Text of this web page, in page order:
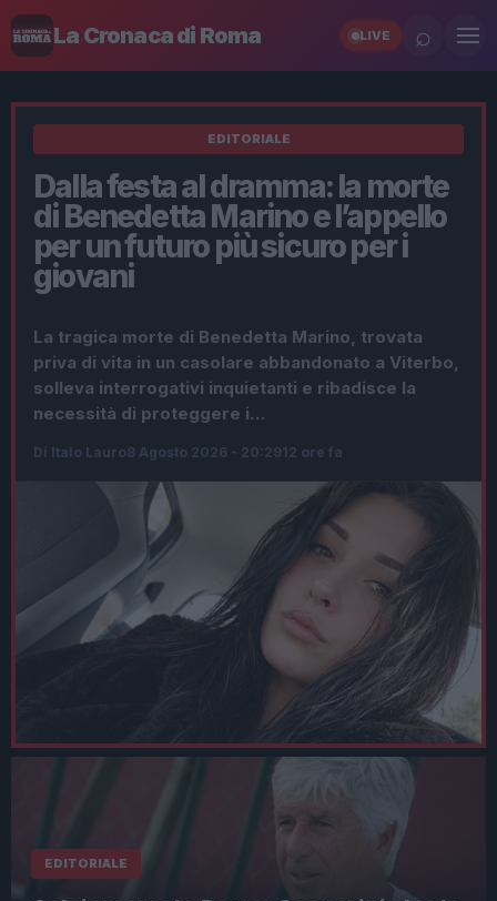
La Cronaca di Roma LIVE ⌕
EDITORIALE
Dalla festa al dramma: la morte
di Benedetta Marino e l’appello
per un futuro più sicuro per i
giovani
La tragica morte di Benedetta Marino, trovata
priva di vita in un casolare abbandonato a Viterbo,
solleva interrogativi inquietanti e ribadisce la
necessità di proteggere i…
Di Italo Lauro8 Agosto 2026 - 20:2912 ore fa
EDITORIALE